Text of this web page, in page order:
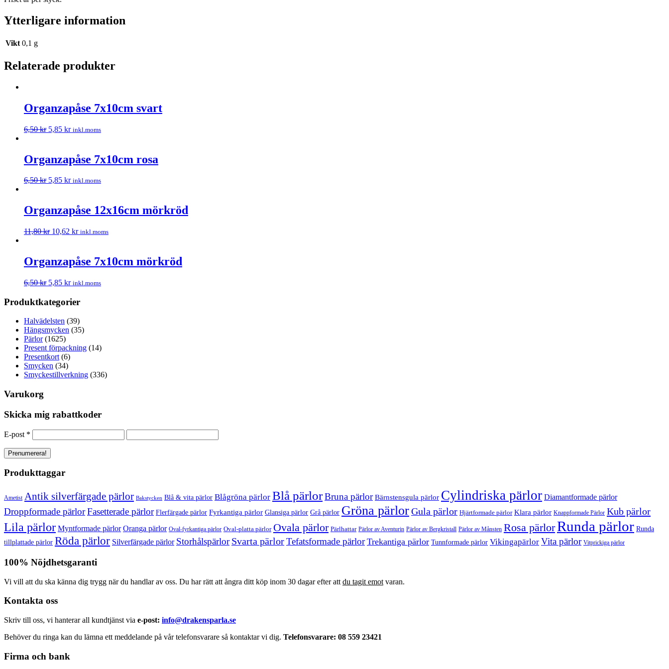
Ytterligare information
Vikt 0,1 g
Relaterade produkter
Organzapåse 7x10cm svart
6,50kr 5,85 kr inkl.moms
Organzapåse 7x10cm rosa
6,50kr 5,85 kr inkl.moms
Organzapåse 12x16cm mörkröd
11,80kr 10,62 kr inkl.moms
Organzapåse 7x10cm mörkröd
6,50kr 5,85 kr inkl.moms
Produktkategorier
Halvädelsten (39)
Hängsmycken (35)
Pärlor (1625)
Present förpackning (14)
Presentkort (6)
Smycken (34)
Smyckestillverkning (336)
Varukorg
Skicka mig rabattkoder
E-post *
Produkttaggar
Ametist Antik silverfärgade pärlor Bakstycken Blå & vita pärlor Blågröna pärlor Blå pärlorBruna pärlor Bärnstensgula pärlor Cylindriska pärlor Diamantformade pärlor
Droppformade pärlorFasetterade pärlor Flerfärgade pärlor Fyrkantiga pärlor Glansiga pärlor Grå pärlor Gröna pärlorGula pärlor Hjärtformade pärlor Klara pärlor Knappformade Pärlor Kub pärlor
Lila pärlor Myntformade pärlor Oranga pärlor Oval-fyrkantiga pärlor Oval-platta pärlor Ovala pärlor Pärlhattar Pärlor av Aventurin Pärlor av Bergkristall Pärlor av Månsten Rosa pärlorRunda pärlor Runda
tillplattade pärlor Röda pärlor Silverfärgade pärlor Storhålspärlor Svarta pärlorTefatsformade pärlor Trekantiga pärlor Tunnformade pärlor Vikingapärlor Vita pärlor Vitprickiga pärlor
100% Nöjdhetsgaranti
Vi vill att du ska känna dig trygg när du handlar av oss. Du har rätt att ångra ditt köp inom 30 dagar efter att du tagit emot varan.
Kontakta oss
Skriv till oss, vi hanterar all kundtjänst via e-post: info@drakensparla.se
Behöver du ringa kan du lämna ett meddelande på vår telefonsvarare så kontaktar vi dig. Telefonsvarare: 08 559 23421
Firma och bank